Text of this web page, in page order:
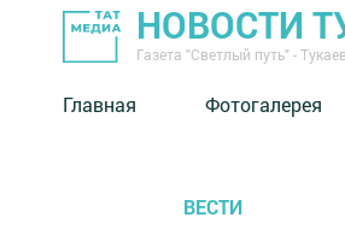
НОВОСТИ
Газета "Светлый путь" -
Главная Фотогалерея
ВЕСТИ